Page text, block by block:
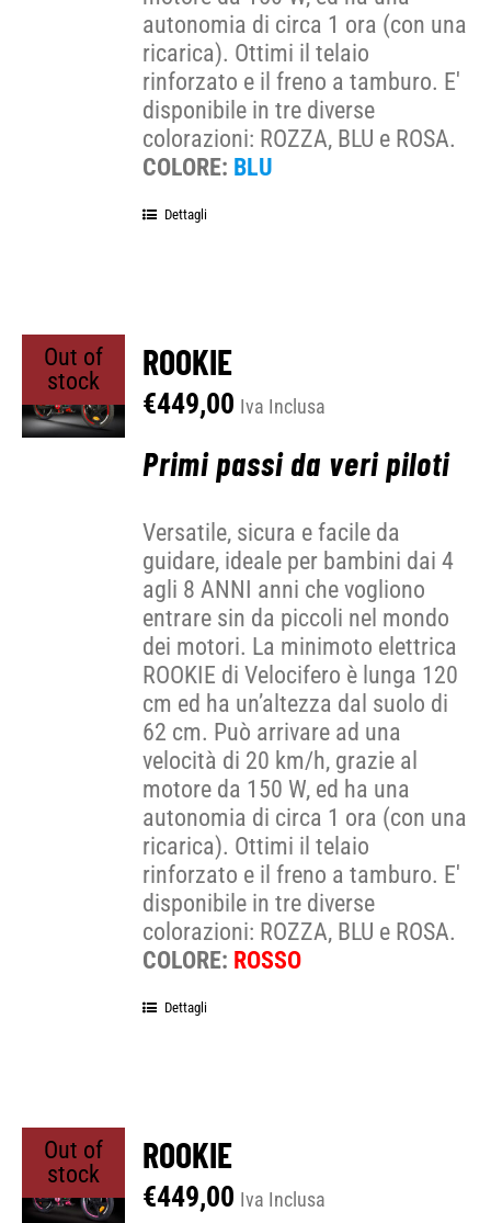
autonomia di circa 1 ora (con una
ricarica). Ottimi il telaio
rinforzato e il freno a tamburo. E'
disponibile in tre diverse
colorazioni: ROZZA, BLU e ROSA.
COLORE: BLU
Dettagli
Out of
stock
ROOKIE
€449,00 Iva Inclusa
Primi passi da veri piloti
Versatile, sicura e facile da
guidare, ideale per bambini dai 4
agli 8 ANNI anni che vogliono
entrare sin da piccoli nel mondo
dei motori. La minimoto elettrica
ROOKIE di Velocifero è lunga 120
cm ed ha un’altezza dal suolo di
62 cm. Può arrivare ad una
velocità di 20 km/h, grazie al
motore da 150 W, ed ha una
autonomia di circa 1 ora (con una
ricarica). Ottimi il telaio
rinforzato e il freno a tamburo. E'
disponibile in tre diverse
colorazioni: ROZZA, BLU e ROSA.
COLORE: ROSSO
Dettagli
Out of
stock
ROOKIE
€449,00 Iva Inclusa